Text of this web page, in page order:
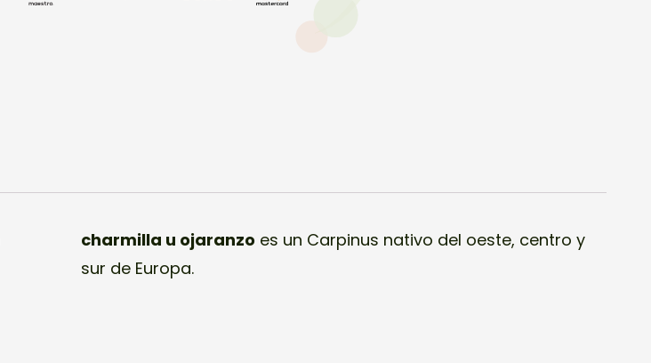
charmilla u ojaranzo es un Carpinus nativo del oeste, centro y
sur de Europa.